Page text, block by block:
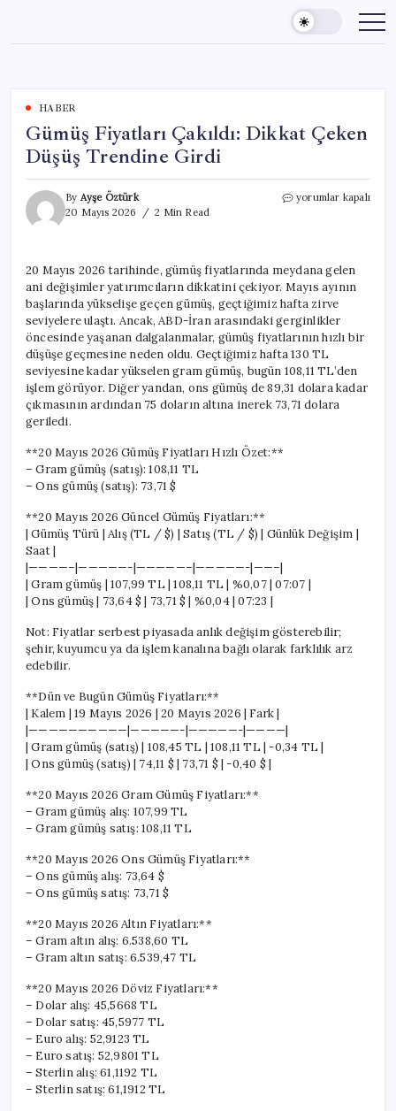
content
HABER
Gümüş Fiyatları Çakıldı: Dikkat Çeken
Düşüş Trendine Girdi
By Ayşe Öztürk
20 Mayıs 2026
2 Min Read
Gümüş
Düşüş
Trendine
Girdi
için
yorumlar kapalı
20 Mayıs 2026 tarihinde, gümüş fiyatlarında meydana gelen
ani değişimler yatırımcıların dikkatini çekiyor. Mayıs ayının
başlarında yükselişe geçen gümüş, geçtiğimiz hafta zirve
seviyelere ulaştı. Ancak, ABD-İran arasındaki gerginlikler
öncesinde yaşanan dalgalanmalar, gümüş fiyatlarının hızlı bir
düşüşe geçmesine neden oldu. Geçtiğimiz hafta 130 TL
seviyesine kadar yükselen gram gümüş, bugün 108,11 TL’den
işlem görüyor. Diğer yandan, ons gümüş de 89,31 dolara kadar
çıkmasının ardından 75 doların altına inerek 73,71 dolara
geriledi.
**20 Mayıs 2026 Gümüş Fiyatları Hızlı Özet:**
– Gram gümüş (satış): 108,11 TL
– Ons gümüş (satış): 73,71 $
**20 Mayıs 2026 Güncel Gümüş Fiyatları:**
| Gümüş Türü | Alış (TL / $) | Satış (TL / $) | Günlük Değişim |
Saat |
|————–|—————-|—————–|—————-|——–|
| Gram gümüş | 107,99 TL | 108,11 TL | %0,07 | 07:07 |
| Ons gümüş | 73,64 $ | 73,71 $ | %0,04 | 07:23 |
Not: Fiyatlar serbest piyasada anlık değişim gösterebilir;
şehir, kuyumcu ya da işlem kanalına bağlı olarak farklılık arz
edebilir.
**Dün ve Bugün Gümüş Fiyatları:**
| Kalem | 19 Mayıs 2026 | 20 Mayıs 2026 | Fark |
|——————————|—————-|—————-|————|
| Gram gümüş (satış) | 108,45 TL | 108,11 TL | -0,34 TL |
| Ons gümüş (satış) | 74,11 $ | 73,71 $ | -0,40 $ |
**20 Mayıs 2026 Gram Gümüş Fiyatları:**
– Gram gümüş alış: 107,99 TL
– Gram gümüş satış: 108,11 TL
**20 Mayıs 2026 Ons Gümüş Fiyatları:**
– Ons gümüş alış: 73,64 $
– Ons gümüş satış: 73,71 $
**20 Mayıs 2026 Altın Fiyatları:**
– Gram altın alış: 6.538,60 TL
– Gram altın satış: 6.539,47 TL
**20 Mayıs 2026 Döviz Fiyatları:**
– Dolar alış: 45,5668 TL
– Dolar satış: 45,5977 TL
– Euro alış: 52,9123 TL
– Euro satış: 52,9801 TL
– Sterlin alış: 61,1192 TL
– Sterlin satış: 61,1912 TL